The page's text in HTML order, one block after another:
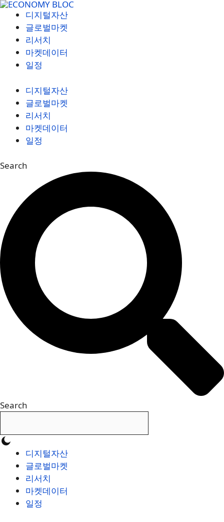
컨
디지털자산
글로벌마켓
리서치
마켓데이터
일정
디지털자산
글로벌마켓
리서치
마켓데이터
일정
Search
Search
디지털자산
글로벌마켓
리서치
마켓데이터
일정